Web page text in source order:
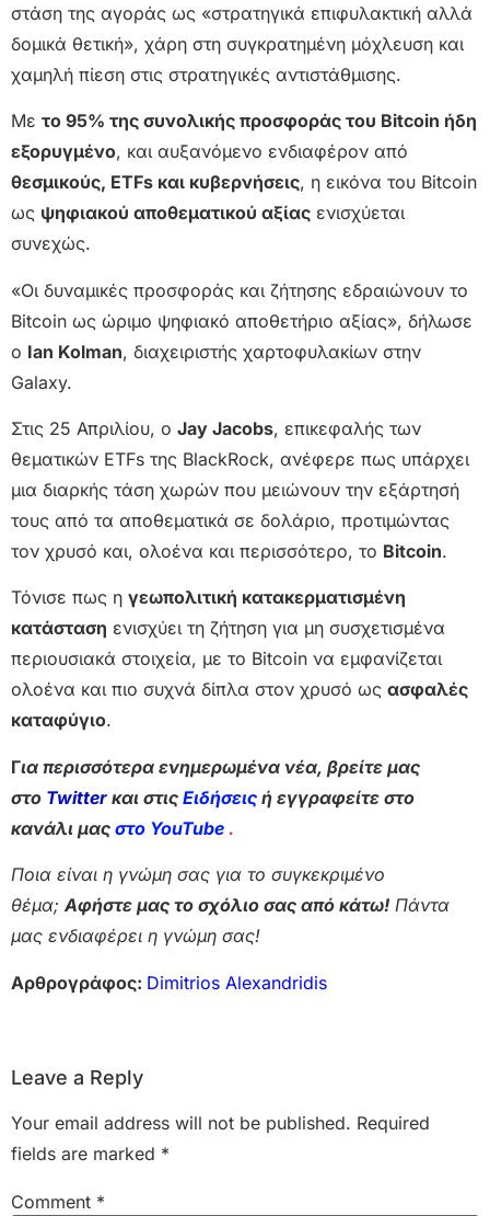
στάση της αγοράς ως «στρατηγικά επιφυλακτική αλλά
δομικά θετική», χάρη στη συγκρατημένη μόχλευση και
χαμηλή πίεση στις στρατηγικές αντιστάθμισης.
Με το 95% της συνολικής προσφοράς του Bitcoin ήδη
εξορυγμένο, και αυξανόμενο ενδιαφέρον από
θεσμικούς, ETFs και κυβερνήσεις, η εικόνα του Bitcoin
ως ψηφιακού αποθεματικού αξίας ενισχύεται
συνεχώς.
«Οι δυναμικές προσφοράς και ζήτησης εδραιώνουν το
Bitcoin ως ώριμο ψηφιακό αποθετήριο αξίας», δήλωσε
ο Ian Kolman, διαχειριστής χαρτοφυλακίων στην
Galaxy.
Στις 25 Απριλίου, ο Jay Jacobs, επικεφαλής των
θεματικών ETFs της BlackRock, ανέφερε πως υπάρχει
μια διαρκής τάση χωρών που μειώνουν την εξάρτησή
τους από τα αποθεματικά σε δολάριο, προτιμώντας
τον χρυσό και, ολοένα και περισσότερο, το Bitcoin.
Τόνισε πως η γεωπολιτική κατακερματισμένη
κατάσταση ενισχύει τη ζήτηση για μη συσχετισμένα
περιουσιακά στοιχεία, με το Bitcoin να εμφανίζεται
ολοένα και πιο συχνά δίπλα στον χρυσό ως ασφαλές
καταφύγιο.
Για περισσότερα ενημερωμένα νέα, βρείτε μας
στο Twitter και στις Ειδήσεις ή εγγραφείτε στο
κανάλι μας στο YouTube .
Ποια είναι η γνώμη σας για το συγκεκριμένο
θέμα;Αφήστε μας το σχόλιο σας από κάτω! Πάντα
μας ενδιαφέρει η γνώμη σας!
Αρθρογράφος: Dimitrios Alexandridis
Leave a Reply
Your email address will not be published. Required
fields are marked *
Comment *